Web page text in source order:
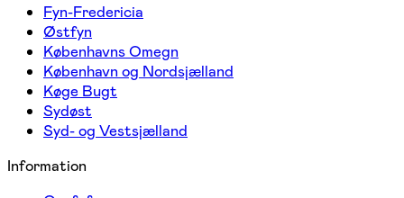
Fyn-Fredericia
Østfyn
Københavns Omegn
København og Nordsjælland
Køge Bugt
Sydøst
Syd- og Vestsjælland
Information